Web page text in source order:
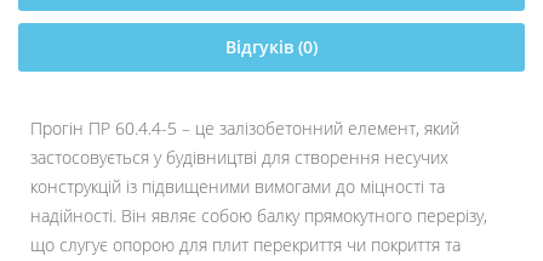
Відгуків (0)
Прогін ПР 60.4.4-5 – це залізобетонний елемент, який
застосовується у будівництві для створення несучих
конструкцій із підвищеними вимогами до міцності та
надійності. Він являє собою балку прямокутного перерізу,
що слугує опорою для плит перекриття чи покриття та